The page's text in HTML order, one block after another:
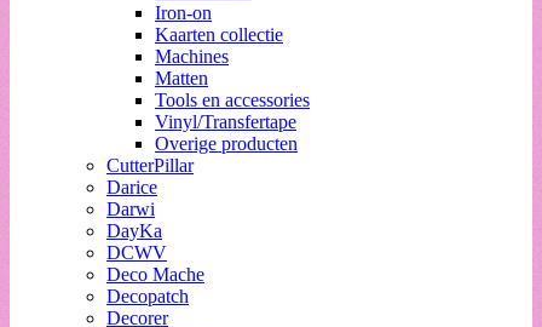
Iron-on
Kaarten collectie
Machines
Matten
Tools en accessories
Vinyl/Transfertape
Overige producten
CutterPillar
Darice
Darwi
DayKa
DCWV
Deco Mache
Decopatch
Decorer